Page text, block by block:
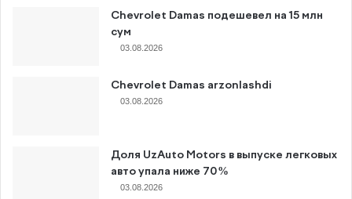
Chevrolet Damas подешевел на 15 млн
сум
03.08.2026
Chevrolet Damas arzonlashdi
03.08.2026
Доля UzAuto Motors в выпуске легковых
авто упала ниже 70%
03.08.2026